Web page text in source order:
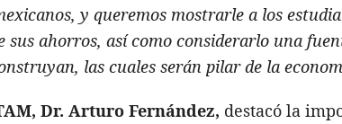
y queremos mostrarle a los
ahorros, así como considerarlo una
las cuales serán pilar de la
Dr. Arturo Fernández, destacó la